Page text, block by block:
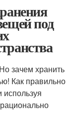
под
зачем хранить
Как правильно
используя